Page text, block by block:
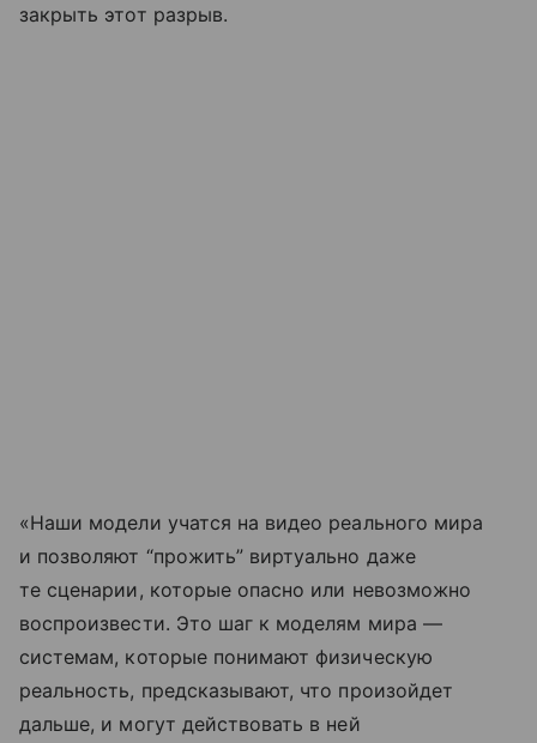
закрыть этот разрыв.
«Наши модели учатся на видео реального мира
и позволяют “прожить” виртуально даже
те сценарии, которые опасно или невозможно
воспроизвести. Это шаг к моделям мира —
системам, которые понимают физическую
реальность, предсказывают, что произойдет
дальше, и могут действовать в ней